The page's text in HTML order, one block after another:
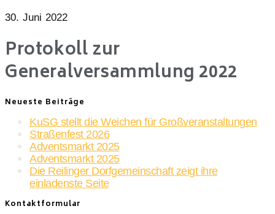
30. Juni 2022
Protokoll zur
Generalversammlung 2022
Neueste Beiträge
KuSG stellt die Weichen für Großveranstaltungen
Straßenfest 2026
Adventsmarkt 2025
Adventsmarkt 2025
Die Reilinger Dorfgemeinschaft zeigt ihre
einladenste Seite
Kontaktformular